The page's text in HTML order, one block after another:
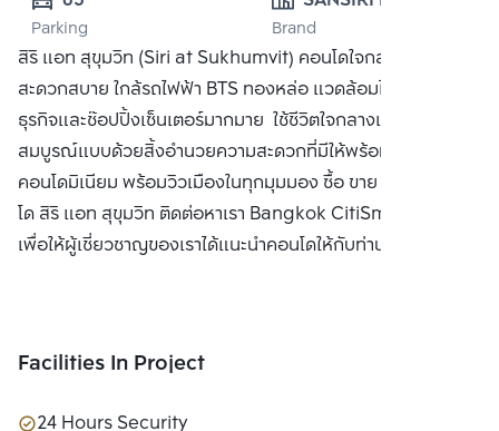
Parking
CO., LTD.
Brand
สิริ แอท สุขุมวิท (Siri at Sukhumvit) คอนโดใจกลางสุขุมวิท
สะดวกสบาย ใกล้รถไฟฟ้า BTS ทองหล่อ แวดล้อมไปด้วยแหล่ง
ธุรกิจและช๊อปปิ้งเซ็นเตอร์มากมาย ใช้ชีวิตใจกลางเมืองอย่าง
สมบูรณ์แบบด้วยสิ้งอำนวยความสะดวกที่มีให้พร้อมใน
คอนโดมิเนียม พร้อมวิวเมืองในทุกมุมมอง ซื้อ ขาย หรือ เช่า คอน
โด สิริ แอท สุขุมวิท ติดต่อหาเรา Bangkok CitiSmart ได้ทันที
เพื่อให้ผู้เชี่ยวชาญของเราได้แนะนำคอนโดให้กับท่าน
Facilities In Project
24 Hours Security